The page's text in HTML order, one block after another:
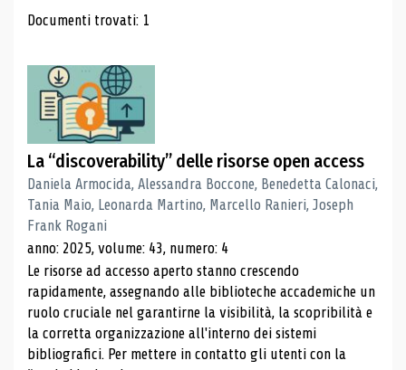
Risultati di ricerca
Documenti trovati: 1
La “discoverability” delle risorse open access
Daniela Armocida, Alessandra Boccone, Benedetta Calonaci,
Tania Maio, Leonarda Martino, Marcello Ranieri, Joseph
Frank Rogani
anno: 2025, volume: 43, numero: 4
Le risorse ad accesso aperto stanno crescendo
rapidamente, assegnando alle biblioteche accademiche un
ruolo cruciale nel garantirne la visibilità, la scopribilità e
la corretta organizzazione all'interno dei sistemi
bibliografici. Per mettere in contatto gli utenti con la